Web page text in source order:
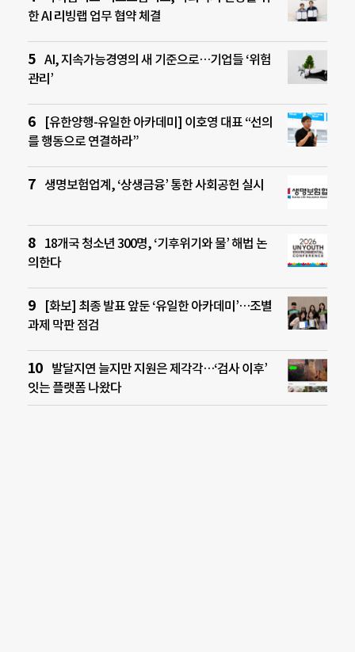
한 AI 리빙랩 업무 협약 체결
AI, 지속가능경영의 새 기준으로…기업들 ‘위험
관리’
[유한양행-유일한 아카데미] 이호영 대표 “선의
를 행동으로 연결하라”
생명보험업계, ‘상생금융’ 통한 사회공헌 실시
18개국 청소년 300명, ‘기후위기와 물’ 해법 논
의한다
[화보] 최종 발표 앞둔 ‘유일한 아카데미’…조별
과제 막판 점검
발달지연 늘지만 지원은 제각각…‘검사 이후’
잇는 플랫폼 나왔다